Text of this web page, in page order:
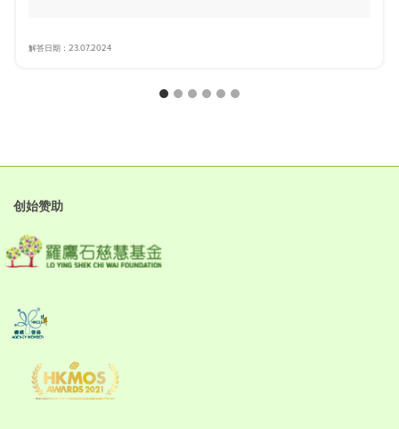
解答日期：23.07.2024
创始赞助